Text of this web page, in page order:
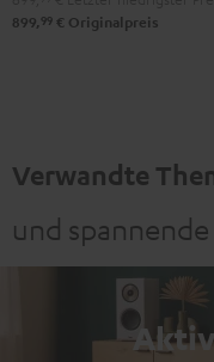
899, 99 € Originalpreis
Verwandte
und